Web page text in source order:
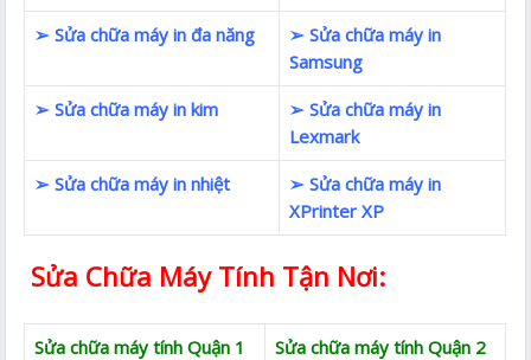
➢ Sửa chữa máy in đa năng
➢ Sửa chữa máy in
Samsung
➢ Sửa chữa máy in kim
➢ Sửa chữa máy in
Lexmark
➢ Sửa chữa máy in nhiệt
➢ Sửa chữa máy in
XPrinter XP
Sửa Chữa Máy Tính Tận Nơi:
Sửa chữa máy tính Quận 1
Sửa chữa máy tính Quận 2